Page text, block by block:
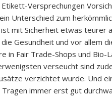
Versprechungen
Unterschied zum
mit Sicherheit etwas teurer
Gesundheit und vor allem
in Fair Trade-Shops und Bio-
verseucht sind
verzichtet wurde. Und
immer erst gut